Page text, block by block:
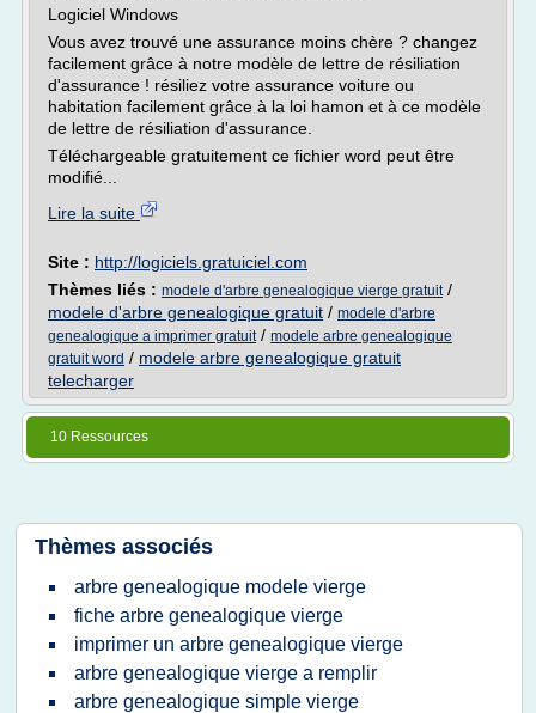
Logiciel Windows
Vous avez trouvé une assurance moins chère ? changez
facilement grâce à notre modèle de lettre de résiliation
d'assurance ! résiliez votre assurance voiture ou
habitation facilement grâce à la loi hamon et à ce modèle
de lettre de résiliation d'assurance.
Téléchargeable gratuitement ce fichier word peut être
modifié...
Lire la suite
Site : http://logiciels.gratuiciel.com
Thèmes liés : modele d'arbre genealogique vierge gratuit/
modele d'arbre genealogique gratuit / modele d'arbre
genealogique a imprimer gratuit/ modele arbre genealogique
gratuit word / modele arbre genealogique gratuit
telecharger
10 Ressources
Thèmes associés
arbre genealogique modele vierge
fiche arbre genealogique vierge
imprimer un arbre genealogique vierge
arbre genealogique vierge a remplir
arbre genealogique simple vierge